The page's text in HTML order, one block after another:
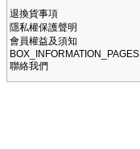
退換貨事項
隱私權保護聲明
會員權益及須知
BOX_INFORMATION_PAGES
聯絡我們